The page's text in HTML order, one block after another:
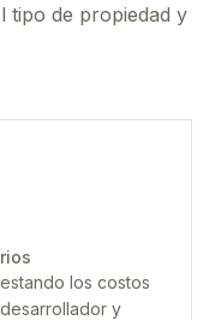
tipo de propiedad y
los costos
y